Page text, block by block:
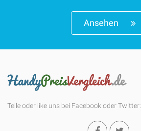
Ansehen
Teile oder like uns bei Facebook oder Twitter: